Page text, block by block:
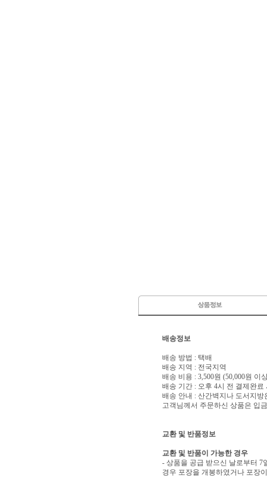
배송정보
배송 방법 : 택배
배송 지역 : 전국지역
배송 비용 : 3,500원 (50,000원 이
배송 기간 : 오후 4시 전 결제완료
배송 안내 : 산간벽지나 도서지
고객님께서 주문하신 상품은 입
교환 및 반품정보
교환 및 반품이 가능한 경우
- 상품을 공급 받으신 날로부터 7
경우 포장을 개봉하였거나 포장